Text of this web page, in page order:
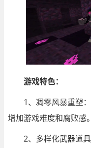
游戏特色：
1、凋零风暴重塑
增加游戏难度和腐败感。
2、多样化武器道